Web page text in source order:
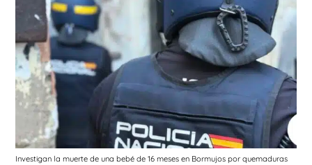
Investigan la muerte de una bebé de 16 meses en Bormujos por quemaduras